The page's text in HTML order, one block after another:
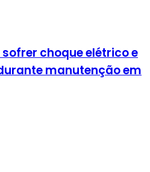
choque elétrico e
manutenção em